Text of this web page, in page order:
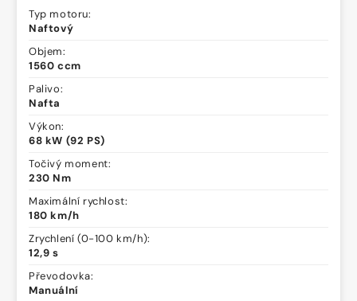
Typ motoru:
Naftový
Objem:
1560 ccm
Palivo:
Nafta
Výkon:
68 kW (92 PS)
Točivý moment:
230 Nm
Maximální rychlost:
180 km/h
Zrychlení (0-100 km/h):
12,9 s
Převodovka:
Manuální